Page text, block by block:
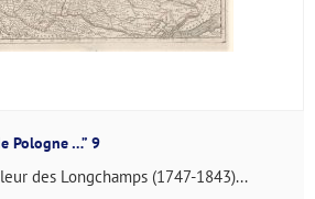
Pologne …” 9
des Longchamps (1747-1843)...